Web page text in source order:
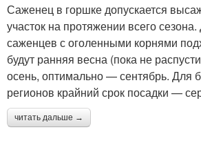
Саженец в горшке допускается
участок на протяжении всего
саженцев с оголенными корнями
будут ранняя весна (пока не
осень, оптимально — сентябрь. Для
регионов крайний срок посадки —
читать дальше →